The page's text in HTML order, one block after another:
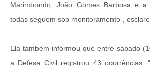
Marimbondo, João Gomes Barbosa e a
todas seguem sob monitoramento”,
Ela também informou que entre sábado
a Defesa Civil registrou 43 ocorrências.